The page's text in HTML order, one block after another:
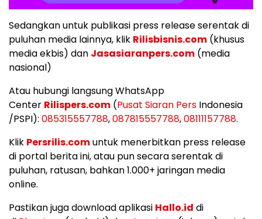
Sedangkan untuk publikasi press release serentak di
puluhan media lainnya, klik Rilisbisnis.com (khusus
media ekbis) dan Jasasiaranpers.com (media
nasional)
Atau hubungi langsung WhatsApp
Center Rilispers.com (Pusat Siaran Pers Indonesia
/PSPI): 085315557788,087815557788,08111157788.
Klik Persrilis.comuntuk menerbitkan press release
di portal berita ini, atau pun secara serentak di
puluhan, ratusan, bahkan 1.000+ jaringan media
online.
Pastikan juga download aplikasi Hallo.id di